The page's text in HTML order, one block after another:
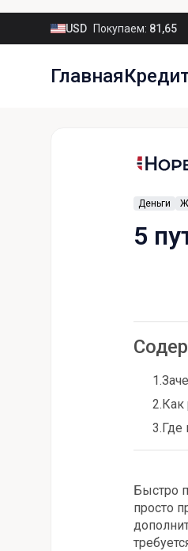
USD Покупаем: 81,65
Главная
Деньги
5
1.
2.Как
3.Где
Быстро
просто